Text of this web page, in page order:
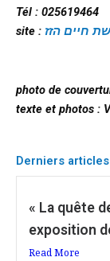
Tél : 025619464
site :
photo de
texte et photos :
Derniers
« La quête
exposition
Read More